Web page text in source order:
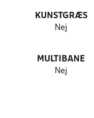
KUNSTGRÆS
Nej
MULTIBANE
Nej